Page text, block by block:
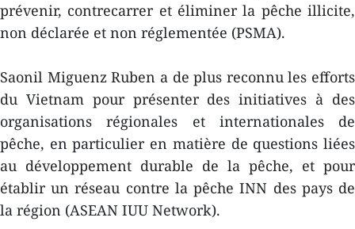
prévenir, contrecarrer et éliminer la pêche illicite,
non déclarée et non réglementée (PSMA).
Saonil Miguenz Ruben a de plus reconnu les efforts
du Vietnam pour présenter des initiatives à des
organisations régionales et internationales de
pêche, en particulier en matière de questions liées
au développement durable de la pêche, et pour
établir un réseau contre la pêche INN des pays de
la région (ASEAN IUU Network).